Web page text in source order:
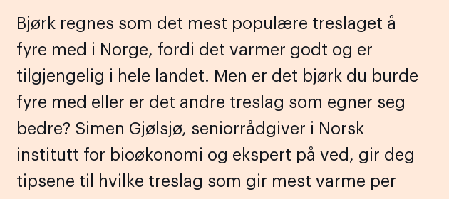
Bjørk regnes som det mest populære treslaget å
fyre med i Norge, fordi det varmer godt og er
tilgjengelig i hele landet. Men er det bjørk du burde
fyre med eller er det andre treslag som egner seg
bedre? Simen Gjølsjø, seniorrådgiver i Norsk
institutt for bioøkonomi og ekspert på ved, gir deg
tipsene til hvilke treslag som gir mest varme per